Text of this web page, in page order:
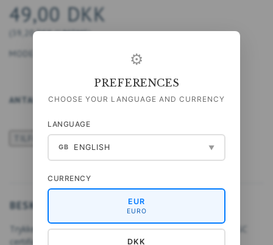
49,00 DKK
39,20 DKKU/MOMS)
MODEL/VARENR.: 5711612032352
ANTAL LÆG I KURV
TILFØJ TIL ØNSKESKYEN
BESKRIVELSE
Trykket er produceret på svanemærket trykkeri, trykt på FSC
certificeret papir.
⚙
PREFERENCES
CHOOSE YOUR LANGUAGE AND CURRENCY
LANGUAGE
GB ENGLISH ▼
CURRENCY
EUR
EURO
DKK